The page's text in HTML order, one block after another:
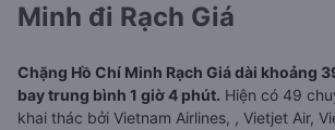
Minh đi Rạch Giá
Chặng Hồ Chí Minh Rạch Giá dài khoảng
bay trung bình 1 giờ 4 phút. Hiện có 49
khai thác bởi Vietnam Airlines, , Vietjet Air,